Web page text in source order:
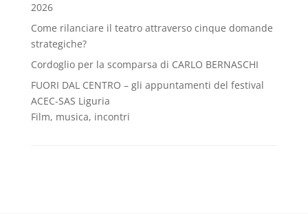
2026
Come rilanciare il teatro attraverso cinque domande
strategiche?
Cordoglio per la scomparsa di CARLO BERNASCHI
FUORI DAL CENTRO – gli appuntamenti del festival
ACEC-SAS Liguria
Film, musica, incontri